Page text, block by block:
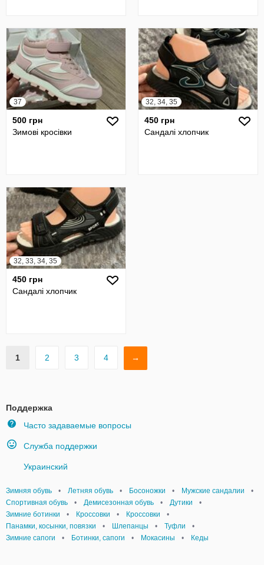
37
500 грн
Зимові кросівки
32, 34, 35
450 грн
Сандалі хлопчик
32, 33, 34, 35
450 грн
Сандалі хлопчик
1 2 3 4 →
Поддержка
Часто задаваемые вопросы
Служба поддержки
Украинский
Зимняя обувь • Летняя обувь • Босоножки • Мужские сандалии
•
Спортивная обувь
• Демисезонная обувь • Дутики
•
Зимние ботинки
• Кроссовки • Кроссовки
•
Панамки, косынки, повязки
• Шлепанцы • Туфли
•
Зимние сапоги
• Ботинки, сапоги • Мокасины • Кеды